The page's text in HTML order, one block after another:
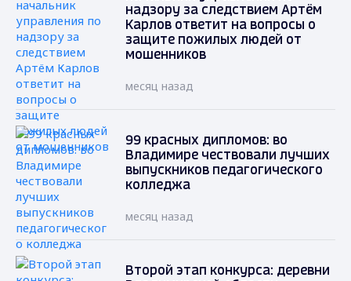
надзору за следствием Артём
Карлов ответит на вопросы о
защите пожилых людей от
мошенников
месяц назад
99 красных дипломов: во
Владимире чествовали лучших
выпускников педагогического
колледжа
месяц назад
Второй этап конкурса: деревни